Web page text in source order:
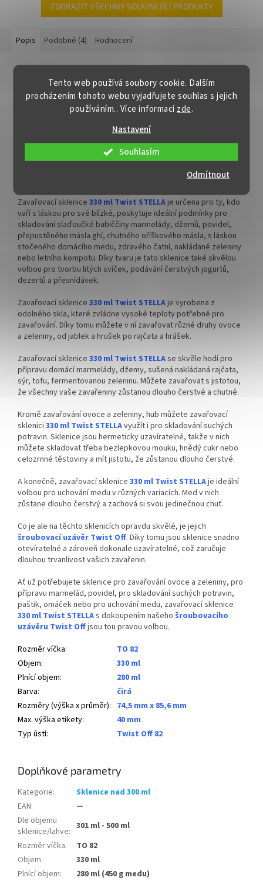
Tento web používá soubory cookie. Dalším
procházením tohoto webu vyjadřujete souhlas s jejich
používáním.. Více informacízde.
Nastavení
Odmítnout
Souhlasím
✅ Šroubovací víčko pro snadné
otevření sklenice
✅ Různé varianty víček TO 82
✅ Pro výhodnější cenu kupte
celý karton
✅ Víčka skladem a ihned k
Kupte karton víček a máte
na něj dopravu ZDARMA!
✅ Šroubovací víčko pro snadné
otevření sklenice
celý karton
✅ Víčka skladem a ihned k
Kupte karton víček 700 ks a
máte na něj dopravu
ZDARMA!
ZOBRAZIT VŠECHNY SOUVISEJÍCÍ PRODUKTY
Popis Podobné (4) Hodnocení
Detailní popis produktu
Sklenice na zavařování 330 ml STELLA
Nižší zavařovací sklenice330 ml Twist STELLAoblíbená pro
zeleninové, ovocné a masné výrobky. Vhodná také pro uchování
suchých potravin, medu, chutney, medu, pesta, omáček, krémů.
Čirá šroubovací zavařovací sklenice STELLA o plnícím objemu
280 ml určená pro víčko Twist Off 82 lze opatřit etiketou až do
Zavařovací sklenice 330 ml Twist STELLA je určena pro ty, kdo
vaří s láskou pro své blízké, poskytuje ideální podmínky pro
skladování slaďoučké babiččiny marmelády, džemů, povidel,
přepustěného másla ghí, chutného oříškového másla, s láskou
stočeného domácího medu, zdravého čatní, nakládané zeleniny
nebo letního kompotu. Díky tvaru je tato sklenice také skvělou
volbou pro tvorbu litých svíček, podávání čerstvých jogurtů,
dezertů a přesnídávek.
Zavařovací sklenice 330 ml Twist STELLA je vyrobena z
odolného skla, které zvládne vysoké teploty potřebné pro
zavařování. Díky tomu můžete v ní zavařovat různé druhy ovoce
a zeleniny, od jablek a hrušek po rajčata a hrášek.
Zavařovací sklenice 330 ml Twist STELLAse skvěle hodí pro
přípravu domácí marmelády, džemy, sušená nakládaná rajčata,
sýr, tofu, fermentovanou zeleninu. Můžete zavařovat s jistotou,
že všechny vaše zavařeniny zůstanou dlouho čerstvé a chutné.
Kromě zavařování ovoce a zeleniny, hub můžete zavařovací
sklenici 330 ml Twist STELLAvyužít i pro skladování suchých
potravin. Sklenice jsou hermeticky uzavíratelné, takže v nich
můžete skladovat třeba bezlepkovou mouku, hnědý cukr nebo
celozrnné těstoviny a mít jistotu, že zůstanou dlouho čerstvé.
A konečně, zavařovací sklenice 330 ml Twist STELLAje ideální
volbou pro uchování medu v různých variacích. Med v nich
zůstane dlouho čerstvý a zachová si svou jedinečnou chuť.
Co je ale na těchto sklenicích opravdu skvělé, je jejich
šroubovací uzávěr Twist Off. Díky tomu jsou sklenice snadno
otevíratelné a zároveň dokonale uzavíratelné, což zaručuje
dlouhou trvanlivost vašich zavařenin.
Ať už potřebujete sklenice pro zavařování ovoce a zeleniny, pro
přípravu marmelád, povidel, pro skladování suchých potravin,
paštik, omáček nebo pro uchování medu, zavařovací sklenice
330 ml Twist STELLAs dokoupením našeho šroubovacího
uzávěru Twist Offjsou tou pravou volbou.
Rozměr víčka:
TO 82
Objem:
330 ml
Plnící objem:
280 ml
Barva:
čirá
Rozměry (výška x průměr): 74,5 mm x 85,6 mm
Max. výška etikety:
40 mm
Typ ústí: Twist Off 82
Doplňkové parametry
Kategorie:
Sklenice nad 300 ml
EAN:
—
Dle objemu
sklenice/lahve: 301 ml - 500 ml
Rozměr víčka:
TO 82
Objem:
330 ml
Plnící objem:
280 ml (450 g medu)